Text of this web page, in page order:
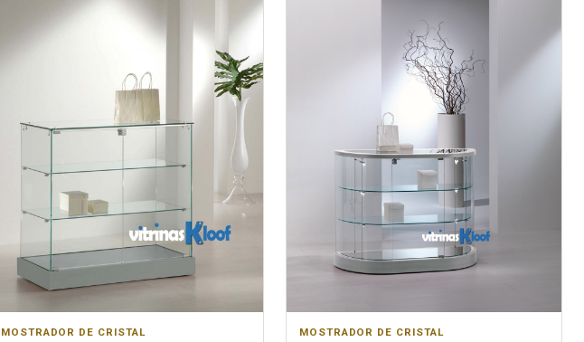
MOSTRADOR DE CRISTAL MOSTRADOR DE CRISTAL